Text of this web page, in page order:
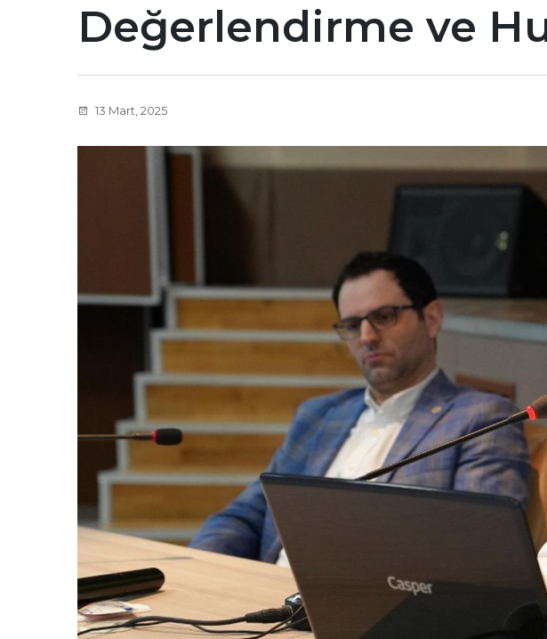
Değerlendirme ve
13 Mart, 2025